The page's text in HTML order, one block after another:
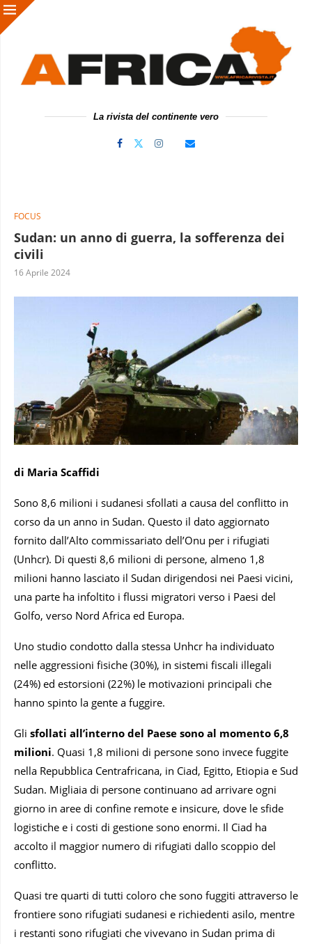
La rivista del continente vero
FOCUS
Sudan: un anno di guerra, la sofferenza dei
civili
16 Aprile 2024
di Maria Scaffidi
Sono 8,6 milioni i sudanesi sfollati a causa del conflitto in
corso da un anno in Sudan. Questo il dato aggiornato
fornito dall’Alto commissariato dell’Onu per i rifugiati
(Unhcr). Di questi 8,6 milioni di persone, almeno 1,8
milioni hanno lasciato il Sudan dirigendosi nei Paesi vicini,
una parte ha infoltito i flussi migratori verso i Paesi del
Golfo, verso Nord Africa ed Europa.
Uno studio condotto dalla stessa Unhcr ha individuato
nelle aggressioni fisiche (30%), in sistemi fiscali illegali
(24%) ed estorsioni (22%) le motivazioni principali che
hanno spinto la gente a fuggire.
Gli sfollati all’interno del Paese sono al momento 6,8
milioni. Quasi 1,8 milioni di persone sono invece fuggite
nella Repubblica Centrafricana, in Ciad, Egitto, Etiopia e Sud
Sudan. Migliaia di persone continuano ad arrivare ogni
giorno in aree di confine remote e insicure, dove le sfide
logistiche e i costi di gestione sono enormi. Il Ciad ha
accolto il maggior numero di rifugiati dallo scoppio del
conflitto.
Quasi tre quarti di tutti coloro che sono fuggiti attraverso le
frontiere sono rifugiati sudanesi e richiedenti asilo, mentre
i restanti sono rifugiati che vivevano in Sudan prima di